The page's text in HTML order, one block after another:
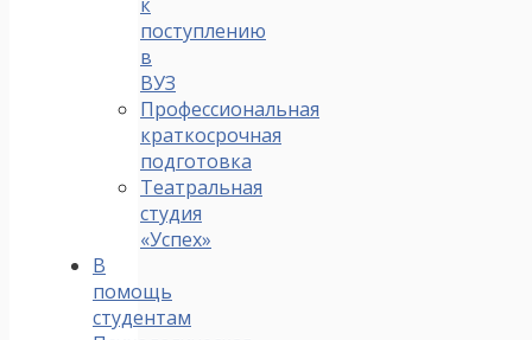
поступлению
в
ВУЗ
Профессиональная
краткосрочная
подготовка
Театральная
студия
«Успех»
В
помощь
студентам